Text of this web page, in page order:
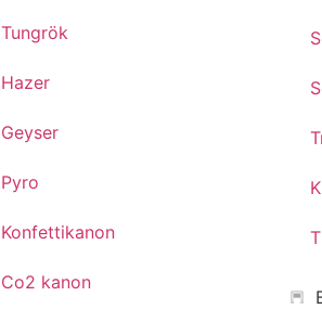
Tungrök
Hazer
Geyser
Pyro
Konfettikanon
Co2 kanon